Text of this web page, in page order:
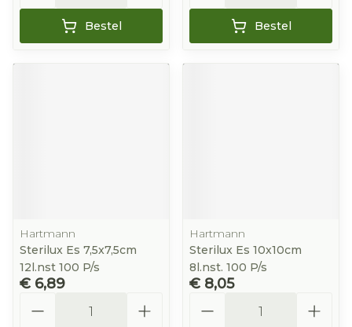
Bestel Bestel
Hartmann
Sterilux Es 7,5x7,5cm
12l.nst 100 P/s
€ 6,89
Hartmann
Sterilux Es 10x10cm
8l.nst. 100 P/s
€ 8,05